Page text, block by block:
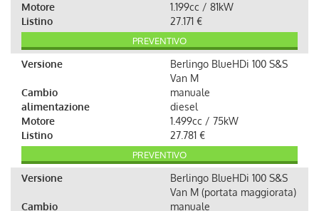
Motore
1.199cc / 81kW
Listino
27.171 €
PREVENTIVO
Versione
Berlingo BlueHDi 100 S&S
Van M
Cambio
manuale
alimentazione
diesel
Motore
1.499cc / 75kW
Listino
27.781 €
PREVENTIVO
Versione
Berlingo BlueHDi 100 S&S
Van M (portata maggiorata)
Cambio
manuale